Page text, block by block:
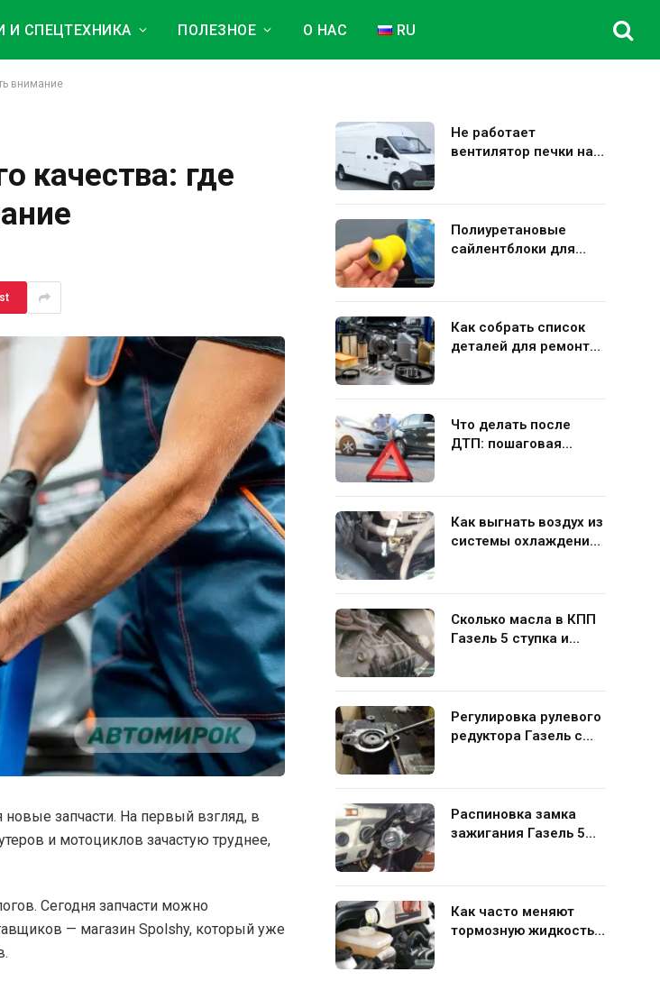
И СПЕЦТЕХНИКА ПОЛЕЗНОЕ О НАС RU
внимание
качества: где
запчасти. На первый взгляд, в
и мотоциклов зачастую труднее,
Сегодня запчасти можно
— магазин Spolshy, который уже
Не работает
вентилятор печки на
Полиуретановые
сайлентблоки для
Как собрать список
деталей для ремонта
Что делать после
ДТП: пошаговая
Как выгнать воздух из
системы охлаждения
Сколько масла в КПП
Газель 5 ступка и
Регулировка рулевого
редуктора Газель с
Распиновка замка
зажигания Газель 5
Как часто меняют
тормозную жидкость в